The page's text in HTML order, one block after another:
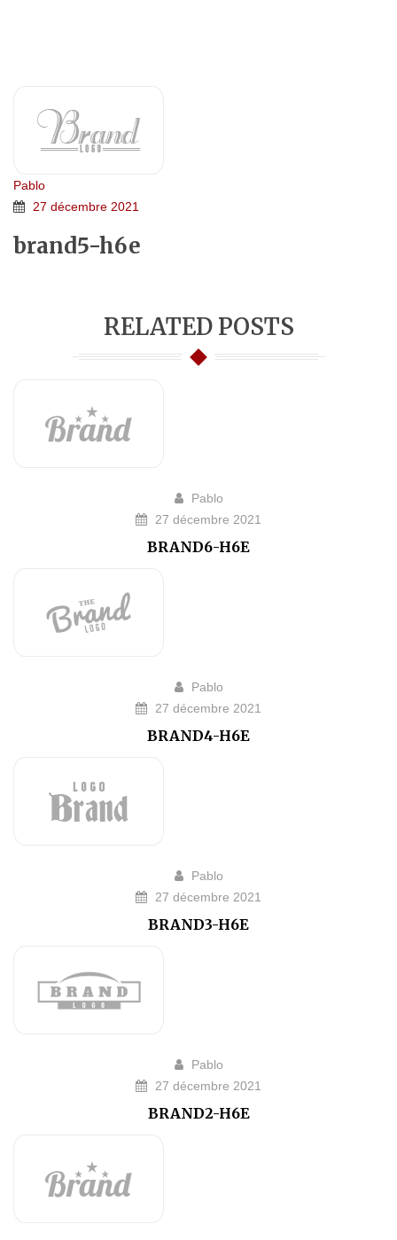
Pablo
27 décembre 2021
brand5-h6e
RELATED POSTS
Pablo
27 décembre 2021
BRAND6-H6E
Pablo
27 décembre 2021
BRAND4-H6E
Pablo
27 décembre 2021
BRAND3-H6E
Pablo
27 décembre 2021
BRAND2-H6E